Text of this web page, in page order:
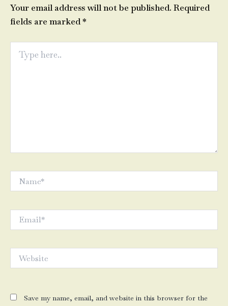
Your email address will not be published. Required
fields are marked*
here..
Save my name, email, and website in this browser for the